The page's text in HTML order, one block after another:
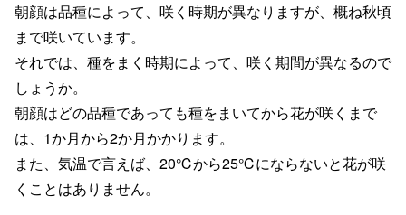
朝顔は品種によって、 咲く時期が異なりますが、 概ね秋頃
まで咲いています。
それでは、種をまく時期によって、 咲く期間が異なるので
しょうか。
朝顔はどの品種であっても種をまいてから花が咲くまで
は、 1か月から2か月かかります。
また、気温で言えば、 20℃から25℃にならないと花が咲
くことはありません。